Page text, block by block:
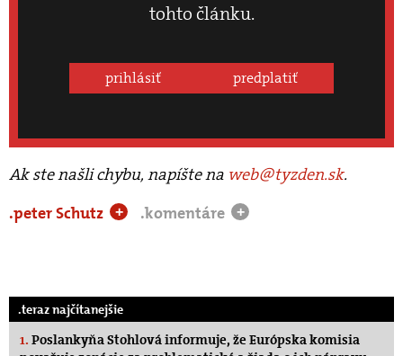
tohto článku.
prihlásiť predplatiť
Ak ste našli chybu, napíšte na web@tyzden.sk.
.peter Schutz
+ .komentáre +
.teraz najčítanejšie
1. Poslankyňa Stohlová informuje, že Európska komisia